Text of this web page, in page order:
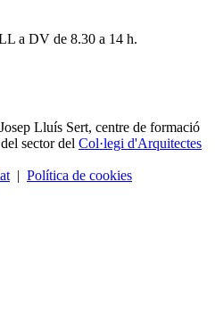
a DV de 8.30 a 14 h.
Lluís Sert, centre de formació
sector del Col·legi d'Arquitectes
| Política de cookies